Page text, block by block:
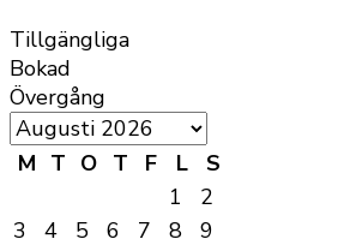
Tillgängliga
Bokad
Övergång
M T O T F L
S
1
2
3
4 5 6 7 8
9